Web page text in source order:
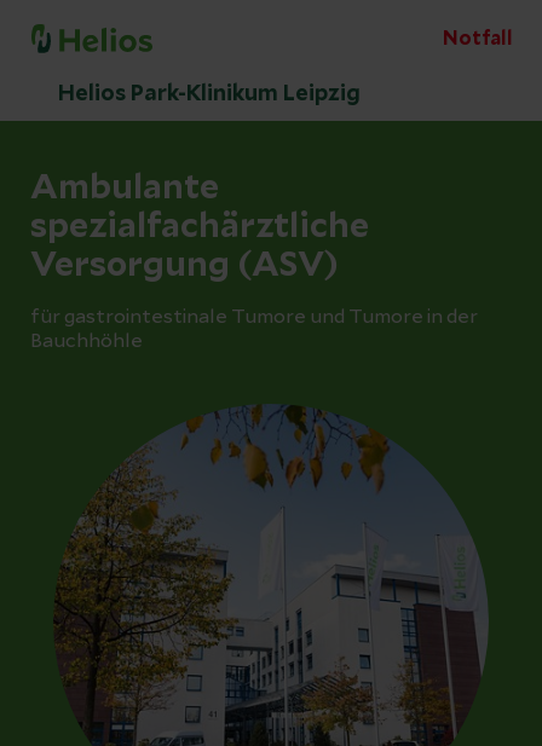
Notfall
Helios Park-Klinikum Leipzig
Ambulante
spezialfachärztliche
Versorgung (ASV)
für gastrointestinale Tumore und Tumore in der
Bauchhöhle